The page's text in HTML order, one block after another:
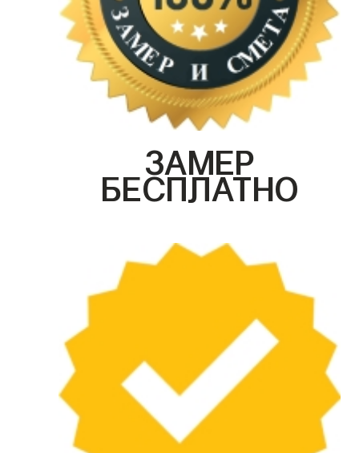
ЗАМЕР
БЕСПЛАТНО